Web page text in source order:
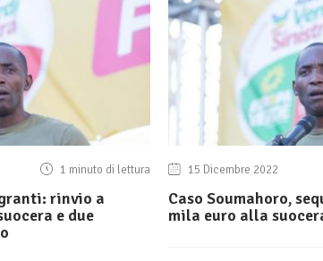
1 minuto di lettura
rinvio a
e due
15 Dicembre 2022
Caso Soumahoro,
mila euro alla